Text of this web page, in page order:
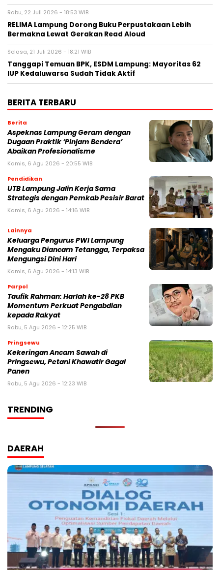
Rabu, 22 Juli 2026 - 18:53 WIB
RELIMA Lampung Dorong Buku Perpustakaan Lebih
Bermakna Lewat Gerakan Read Aloud
Selasa, 21 Juli 2026 - 18:21 WIB
Tanggapi Temuan BPK, ESDM Lampung: Mayoritas 62
IUP Kedaluwarsa Sudah Tidak Aktif
BERITA TERBARU
Berita
Aspeknas Lampung Geram dengan
Dugaan Praktik ‘Pinjam Bendera’
Abaikan Profesionalisme
Kamis, 6 Agu 2026 - 20:55 WIB
Pendidikan
UTB Lampung Jalin Kerja Sama
Strategis dengan Pemkab Pesisir Barat
Kamis, 6 Agu 2026 - 14:16 WIB
Lainnya
Keluarga Pengurus PWI Lampung
Mengaku Diancam Tetangga, Terpaksa
Mengungsi Dini Hari
Kamis, 6 Agu 2026 - 14:13 WIB
Parpol
Taufik Rahman: Harlah ke-28 PKB
Momentum Perkuat Pengabdian
kepada Rakyat
Rabu, 5 Agu 2026 - 12:25 WIB
Pringsewu
Kekeringan Ancam Sawah di
Pringsewu, Petani Khawatir Gagal
Panen
Rabu, 5 Agu 2026 - 12:23 WIB
TRENDING
DAERAH